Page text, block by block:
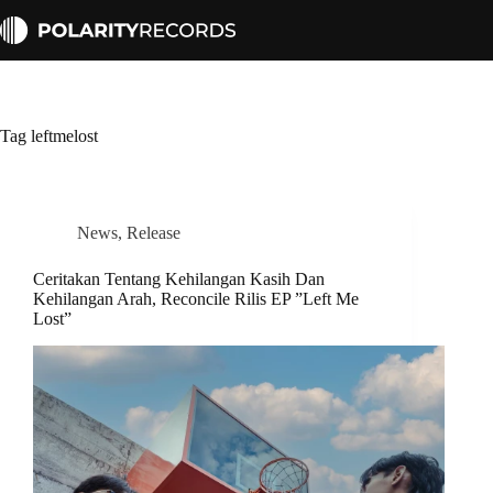
to
content
Tag leftmelost
News, Release
Ceritakan Tentang Kehilangan Kasih Dan
Kehilangan Arah, Reconcile Rilis EP ”Left Me
Lost”